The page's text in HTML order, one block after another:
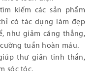
kiếm các sản phẩm
có tác dụng làm đẹp
như giảm căng thẳng,
tuần hoàn máu.
thư giãn tinh thần,
sóc tóc.